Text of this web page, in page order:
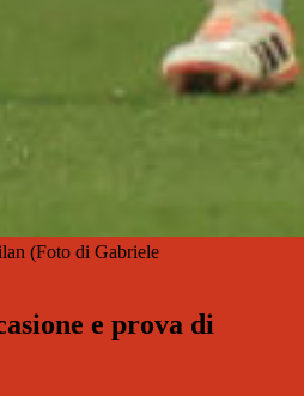
(Foto di Gabriele
e prova di